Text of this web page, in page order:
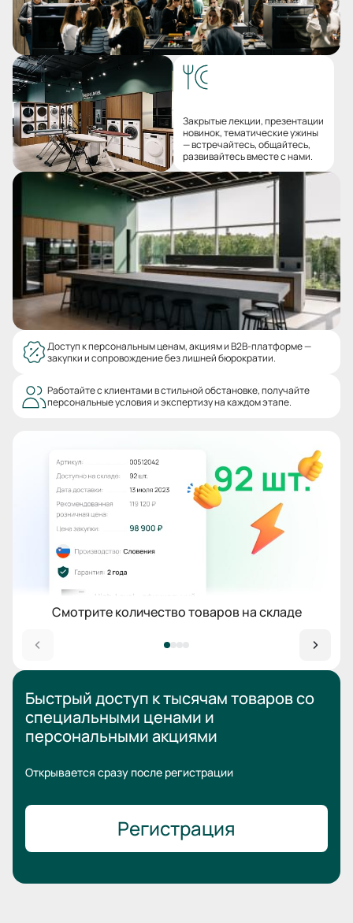
Закрытые лекции, презентации
новинок, тематические ужины
— встречайтесь, общайтесь,
развивайтесь вместе с нами.
Доступ к персональным ценам, акциям и B2B-платформе —
закупки и сопровождение без лишней бюрократии.
Работайте с клиентами в стильной обстановке, получайте
персональные условия и экспертизу на каждом этапе.
Смотрите количество товаров на складе
Быстрый доступ к тысячам товаровсо
специальными ценами и
персональными акциями
Открывается сразу после регистрации
Регистрация